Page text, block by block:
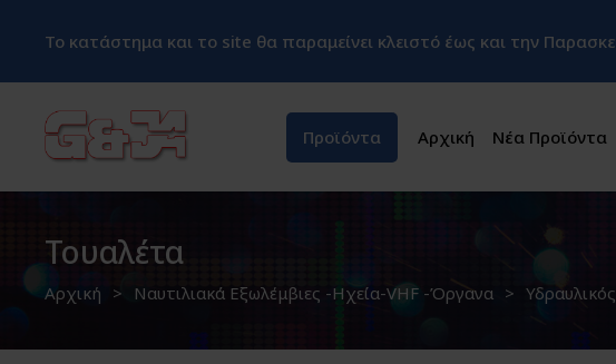
Το κατάστημα και το site θα παραμείνει κλειστό έως και την
Προϊόντα Αρχική Νέα Προϊόντα
Τουαλέτα
Αρχική Ναυτιλιακά Εξωλέμβιες -Ηχεία-VHF -Όργανα